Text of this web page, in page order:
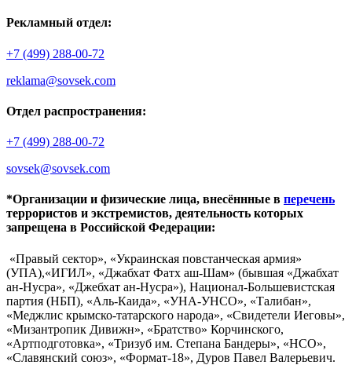
Рекламный отдел:
+7 (499) 288-00-72
reklama@sovsek.com
Отдел распространения:
+7 (499) 288-00-72
sovsek@sovsek.com
*Организации и физические лица, внесённные в перечень
террористов и экстремистов, деятельность которых
запрещена в Российской Федерации:
«Правый сектор», «Украинская повстанческая армия»
(УПА),«ИГИЛ», «Джабхат Фатх аш-Шам» (бывшая «Джабхат
ан-Нусра», «Джебхат ан-Нусра»), Национал-Большевистская
партия (НБП), «Аль-Каида», «УНА-УНСО», «Талибан»,
«Меджлис крымско-татарского народа», «Свидетели Иеговы»,
«Мизантропик Дивижн», «Братство» Корчинского,
«Артподготовка», «Тризуб им. Степана Бандеры», «НСО»,
«Славянский союз», «Формат-18», Дуров Павел Валерьевич.